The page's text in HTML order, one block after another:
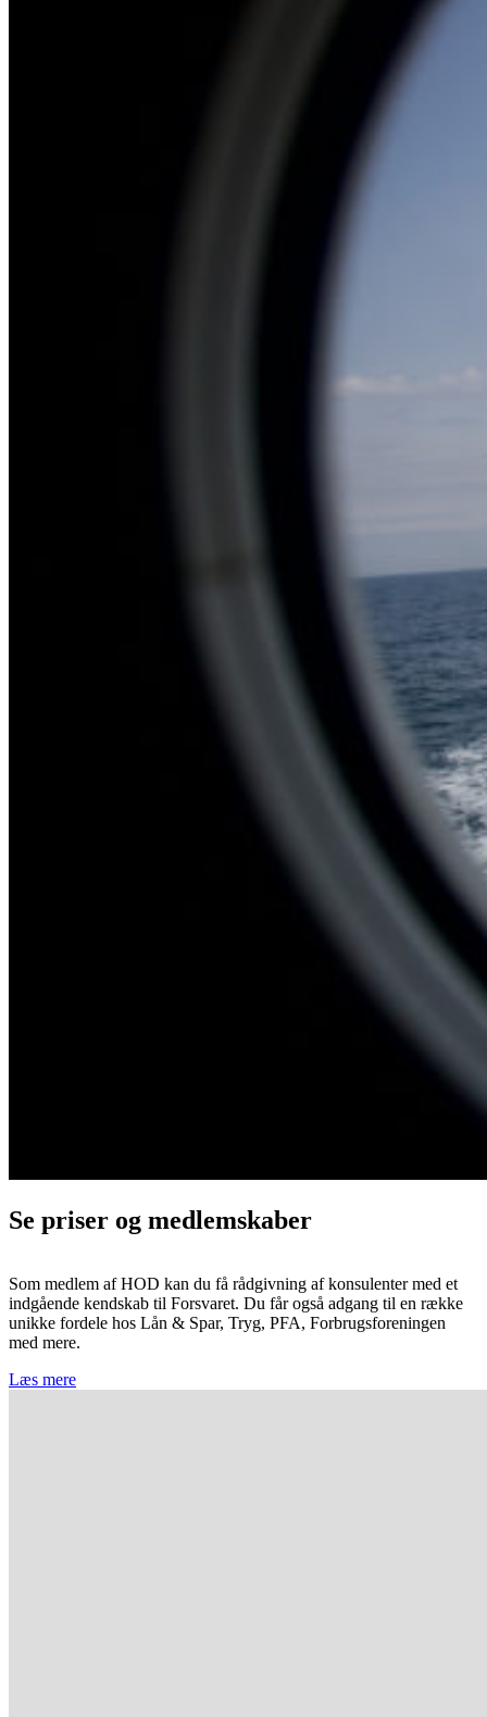
Se priser og medlemskaber
Som medlem af HOD kan du få rådgivning af konsulenter med et
indgående kendskab til Forsvaret. Du får også adgang til en række
unikke fordele hos Lån & Spar, Tryg, PFA, Forbrugsforeningen
med mere.
Læs mere